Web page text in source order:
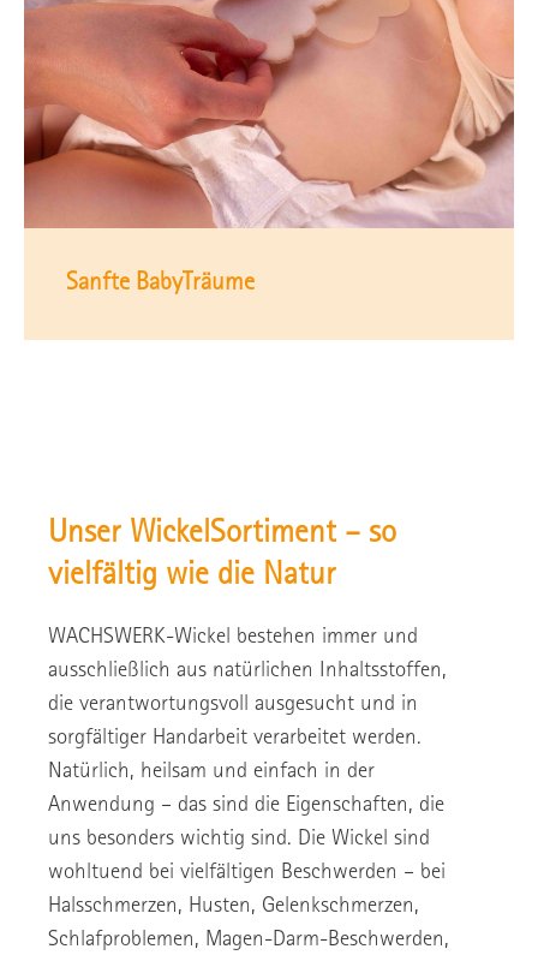
Sanfte BabyTräume
Unser WickelSortiment – so
vielfältig wie die Natur
WACHSWERK-Wickel bestehen immer und
ausschließlich aus natürlichen Inhaltsstoffen,
die verantwortungsvoll ausgesucht und in
sorgfältiger Handarbeit verarbeitet werden.
Natürlich, heilsam und einfach in der
Anwendung – das sind die Eigenschaften, die
uns besonders wichtig sind. Die Wickel sind
wohltuend bei vielfältigen Beschwerden – bei
Halsschmerzen, Husten, Gelenkschmerzen,
Schlafproblemen, Magen-Darm-Beschwerden,